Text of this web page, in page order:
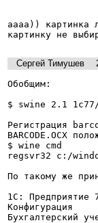
аааа)) картинка
картинку не
Сергей Тимушев
Обобщим:
$ swine 2.1
Регистрация
BARCODE.OCX
$ wine cmd
regsvr32 c:/
По такому же
1С:
Конфигурация
Бухгалтерский